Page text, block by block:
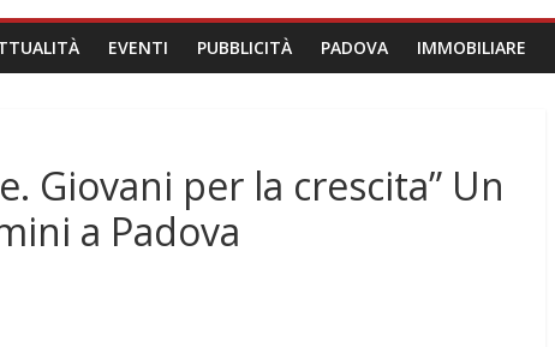
EVENTI PUBBLICITÀ PADOVA IMMOBILIARE
Giovani per la crescita” Un
a Padova